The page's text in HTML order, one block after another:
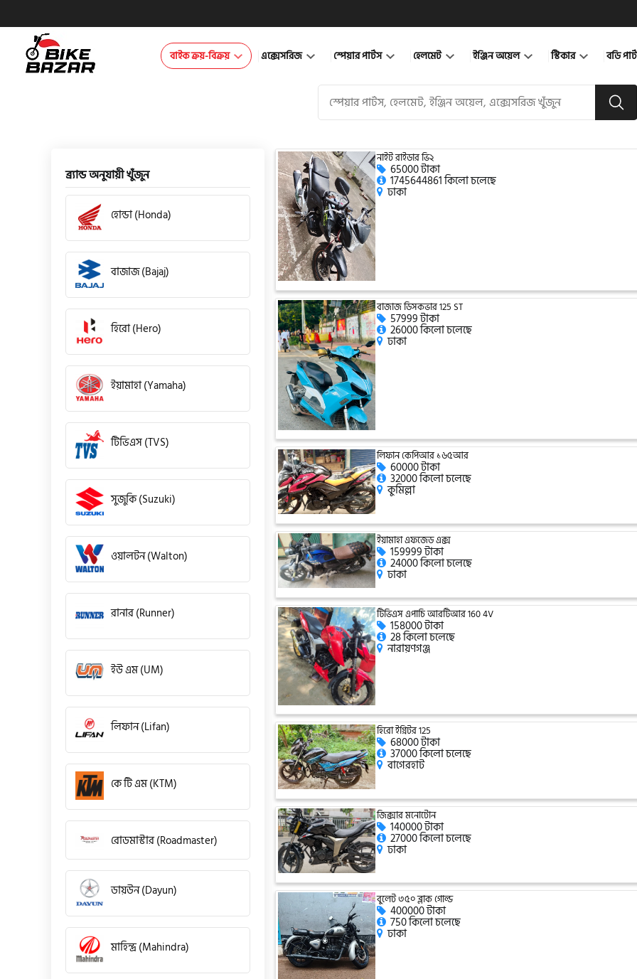
বাইক ক্রয়-বিক্রয় এক্সেসরিজ স্পেয়ার পার্টস হেলমেট ইঞ্জিন অয়েল স্টিকার বডি
ব্র্যান্ড অনুযায়ী খুঁজুন
হোন্ডা (Honda)
বাজাজ (Bajaj)
হিরো (Hero)
ইয়ামাহা (Yamaha)
টিভিএস (TVS)
সুজুকি (Suzuki)
ওয়ালটন (Walton)
রানার (Runner)
ইউ এম (UM)
লিফান (Lifan)
কে টি এম (KTM)
রোডমাস্টার (Roadmaster)
ডায়উন (Dayun)
মাহিন্দ্র (Mahindra)
নাইট রাইডার ভি২
65000 টাকা
1745644861 কিলো চলেছে
ঢাকা
বাজাজ ডিসকভার 125 ST
57999 টাকা
26000 কিলো চলেছে
ঢাকা
লিফান কেপিআর ১৬৫আর
60000 টাকা
32000 কিলো চলেছে
কুমিল্লা
ইয়ামাহা এফজেড এক্স
159999 টাকা
24000 কিলো চলেছে
ঢাকা
টিভিএস এপাচি আরটিআর 160 4V
158000 টাকা
28 কিলো চলেছে
নারায়ণগঞ্জ
হিরো ইগ্নিটর 125
68000 টাকা
37000 কিলো চলেছে
বাগেরহাট
জিক্সার মনোটোন
140000 টাকা
27000 কিলো চলেছে
ঢাকা
বুলেট ৩৫০ ব্লাক গোল্ড
400000 টাকা
750 কিলো চলেছে
ঢাকা